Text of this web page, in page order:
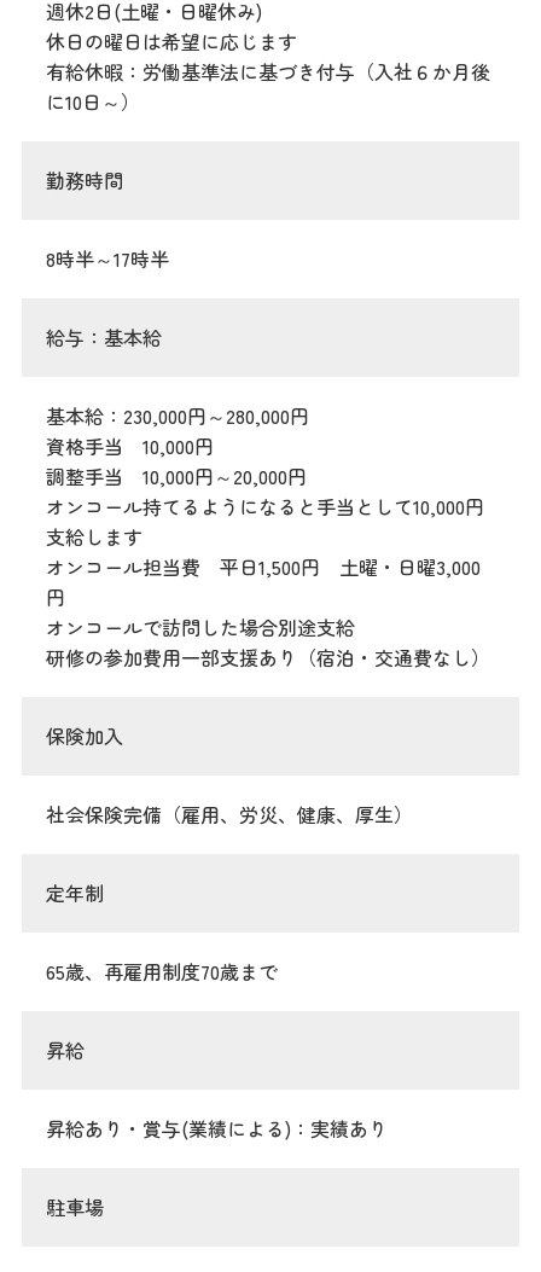
週休2日(土曜・日曜休み)
休日の曜日は希望に応じます
有給休暇：労働基準法に基づき付与（入社６か月後
に10日～）
勤務時間
8時半～17時半
給与：基本給
基本給：230,000円～280,000円
資格手当 10,000円
調整手当 10,000円～20,000円
オンコール持てるようになると手当として10,000円
支給します
オンコール担当費 平日1,500円 土曜・日曜3,000
円
オンコールで訪問した場合別途支給
研修の参加費用一部支援あり（宿泊・交通費なし）
保険加入
社会保険完備（雇用、労災、健康、厚生）
定年制
65歳、再雇用制度70歳まで
昇給
昇給あり・賞与(業績による)：実績あり
駐車場